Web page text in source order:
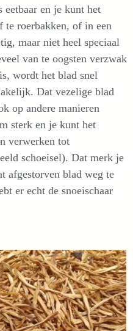
en je kunt het
te roerbakken, of in een
maar niet heel speciaal
van te oogsten verzwak
wordt het blad snel
Dat vezelige blad
op andere manieren
sterk en je kunt het
verwerken tot
schoeisel). Dat merk je
afgestorven blad weg te
er echt de snoeischaar